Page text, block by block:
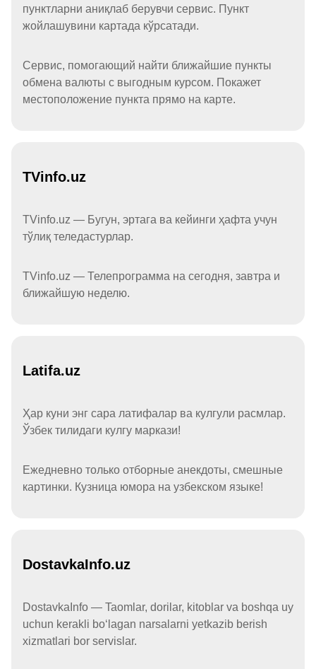
пунктларни аниқлаб берувчи сервис. Пункт
жойлашувини картада кўрсатади.
Сервис, помогающий найти ближайшие пункты
обмена валюты с выгодным курсом. Покажет
местоположение пункта прямо на карте.
TVinfo.uz
TVinfo.uz — Бугун, эртага ва кейинги ҳафта учун
тўлиқ теледастурлар.
TVinfo.uz — Телепрограмма на сегодня, завтра и
ближайшую неделю.
Latifa.uz
Ҳар куни энг сара латифалар ва кулгули расмлар.
Ўзбек тилидаги кулгу маркази!
Ежедневно только отборные анекдоты, смешные
картинки. Кузница юмора на узбекском языке!
DostavkaInfo.uz
DostavkaInfo — Taomlar, dorilar, kitoblar va boshqa uy
uchun kerakli boʻlagan narsalarni yetkazib berish
xizmatlari bor servislar.